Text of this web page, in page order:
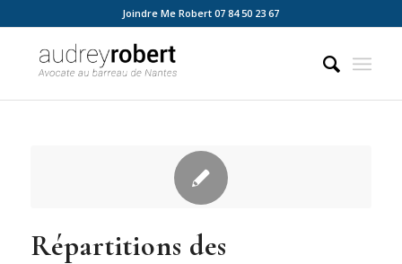
Joindre Me Robert 07 84 50 23 67
Répartitions des